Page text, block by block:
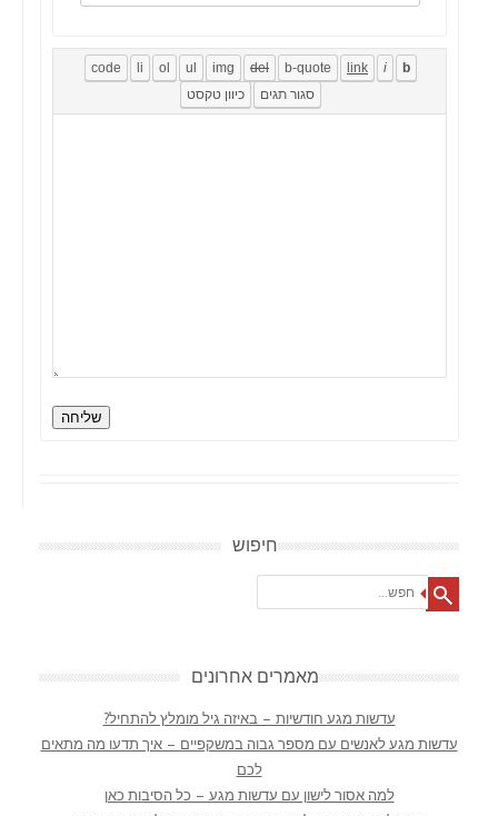
שליחה
חיפוש
מאמרים אחרונים
עדשות מגע חודשיות – באיזה גיל מומלץ להתחיל?
עדשות מגע לאנשים עם מספר גבוה במשקפיים – איך תדעו מה מתאים
לכם
למה אסור לישון עם עדשות מגע – כל הסיבות כאן